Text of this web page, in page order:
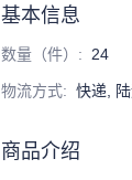
基本信息
数量（件） : 24
物流方式: 快递,
商品介绍